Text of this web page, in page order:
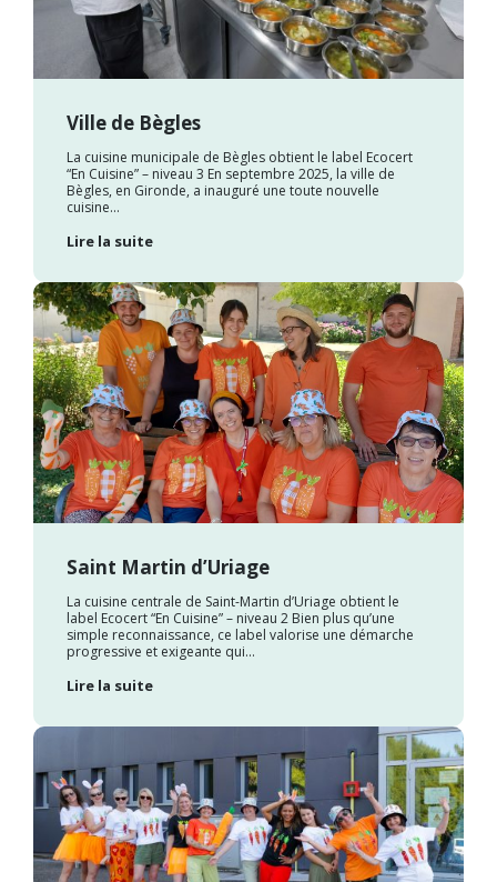
Ville de Bègles
La cuisine municipale de Bègles obtient le label Ecocert
“En Cuisine” – niveau 3 En septembre 2025, la ville de
Bègles, en Gironde, a inauguré une toute nouvelle
cuisine...
Lire la suite
Saint Martin d’Uriage
La cuisine centrale de Saint-Martin d’Uriage obtient le
label Ecocert “En Cuisine” – niveau 2 Bien plus qu’une
simple reconnaissance, ce label valorise une démarche
progressive et exigeante qui...
Lire la suite